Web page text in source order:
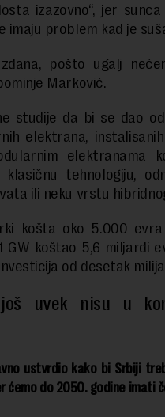
izazovno“, jer sunca
problem kad je
pošto ugalj
Marković.
studije da bi se dao
elektrana,
elektranama
tehnologiju,
ili neku vrstu
košta oko 5.000
koštao 5,6 miljardi
od desetak
uvek nisu u
ustvrdio kako bi Srbiji
ćemo do 2050. godine imati